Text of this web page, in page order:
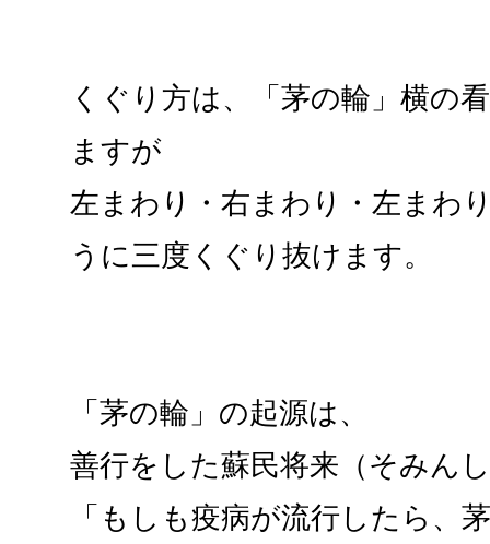
くぐり方は、「茅の輪」横の
ますが
左まわり・右まわり・左まわ
うに三度くぐり抜けます。
「茅の輪」の起源は、
善行をした蘇民将来（そみん
「もしも疫病が流行したら、